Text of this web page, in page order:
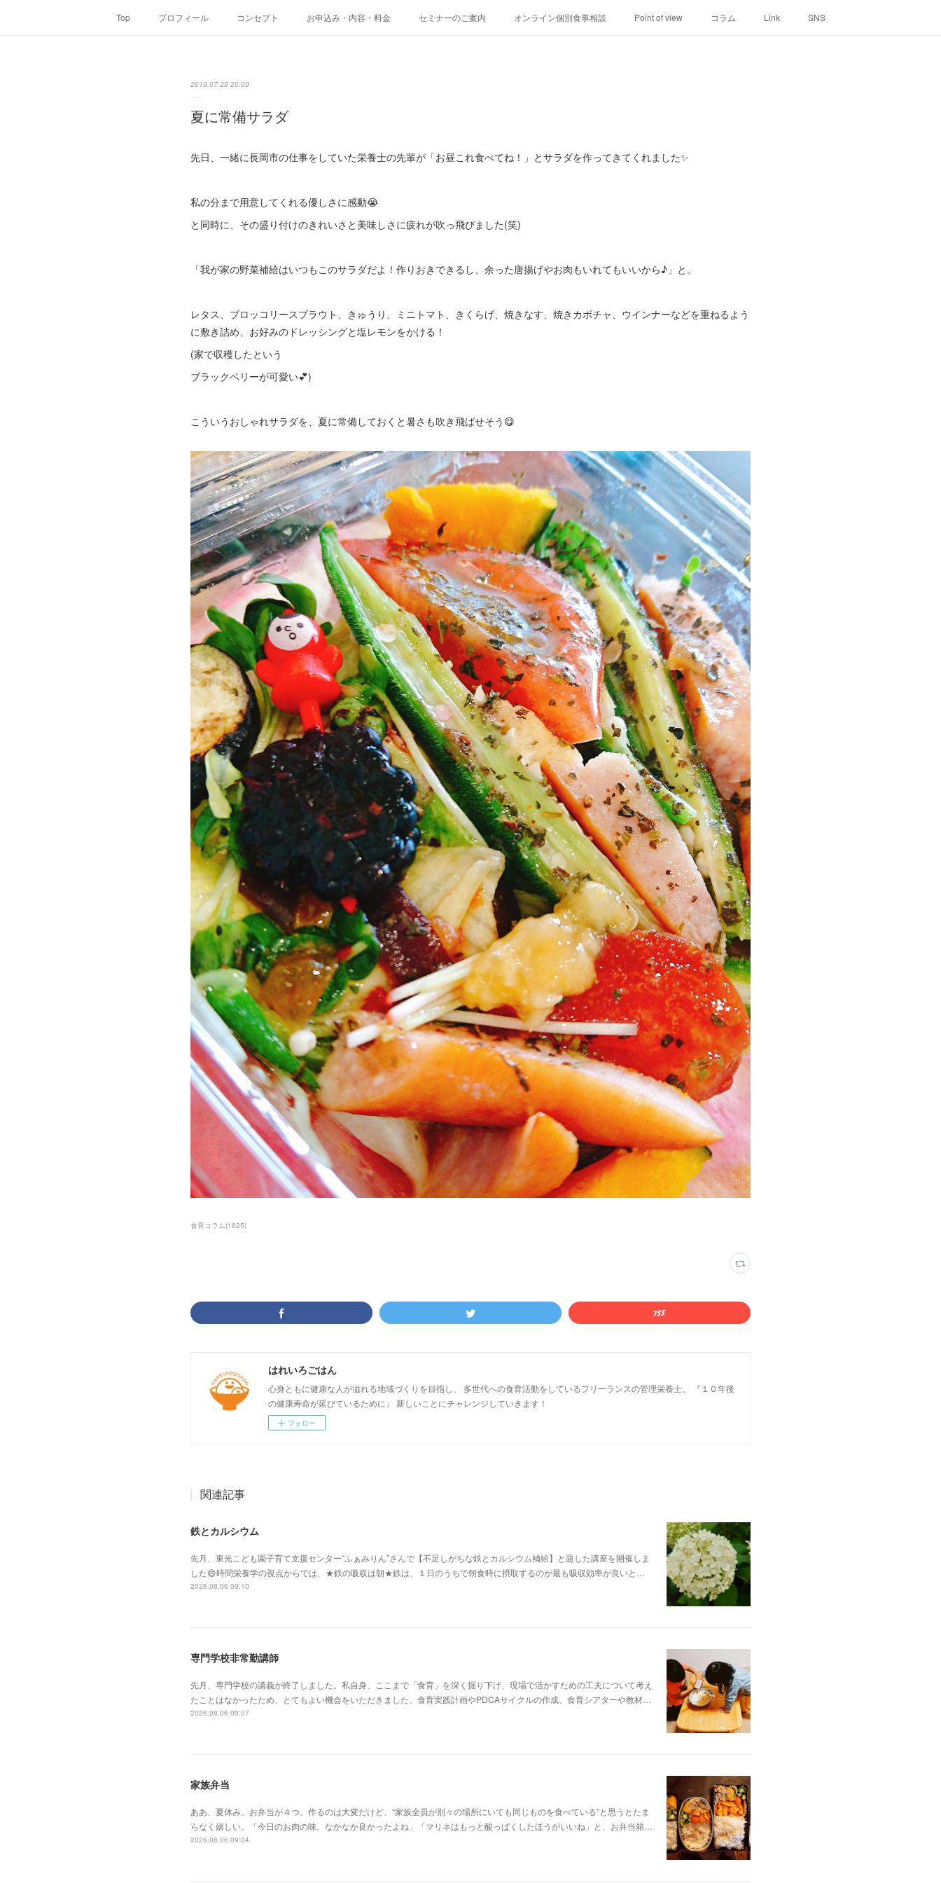
Top プロフィール コンセプト お申込み・内容・料金 セミナーのご案内 オンライン個別食事相談 Point of view コラム Link SNS
2019.07.29 20:09
夏に常備サラダ
先日、一緒に長岡市の仕事をしていた栄養士の先輩が「お昼これ食べてね！」とサラダを作ってきてくれました✨
私の分まで用意してくれる優しさに感動😭
と同時に、その盛り付けのきれいさと美味しさに疲れが吹っ飛びました(笑)
「我が家の野菜補給はいつもこのサラダだよ！作りおきできるし、余った唐揚げやお肉もいれてもいいから♪」と。
レタス、ブロッコリースプラウト、きゅうり、ミニトマト、きくらげ、焼きなす、焼きカボチャ、ウインナーなどを重ねるよう
に敷き詰め、お好みのドレッシングと塩レモンをかける！
(家で収穫したという
ブラックベリーが可愛い💕)
こういうおしゃれサラダを、夏に常備しておくと暑さも吹き飛ばせそう😋
食育コラム(1625)
はれいろごはん
心身ともに健康な人が溢れる地域づくりを目指し、 多世代への食育活動をしているフリーランスの管理栄養士。 『１０年後
の健康寿命が延びているために』 新しいことにチャレンジしていきます！
フォロー
関連記事
鉄とカルシウム
先月、東光こども園子育て支援センター“ふぁみりん”さんで【不足しがちな鉄とカルシウム補給】と題した講座を開催しま
した😄時間栄養学の視点からでは、★鉄の吸収は朝★​鉄は、１日のうちで朝食時に摂取するのが最も吸収効率が良いと…
2026.08.06 09:10
専門学校非常勤講師
先月、専門学校の講義が終了しました。私自身、ここまで「食育」を深く掘り下げ、現場で活かすための工夫について考え
たことはなかったため、とてもよい機会をいただきました。食育実践計画やPDCAサイクルの作成、食育シアターや教材…
2026.08.06 09:07
家族弁当
ああ、夏休み。お弁当が４つ。作るのは大変だけど、“家族全員が別々の場所にいても同じものを食べている”と思うとたま
らなく嬉しい。「今日のお肉の味、なかなか良かったよね」「マリネはもっと酸っぱくしたほうがいいね」と、お弁当箱…
2026.08.06 09:04